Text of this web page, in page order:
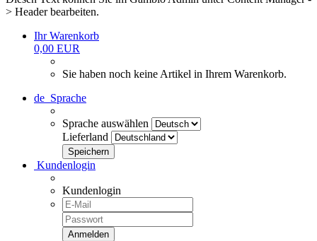
> Header bearbeiten.
Ihr Warenkorb
0,00 EUR
Sie haben noch keine Artikel in Ihrem Warenkorb.
de Sprache
Sprache auswählen
Lieferland
Kundenlogin
Kundenlogin